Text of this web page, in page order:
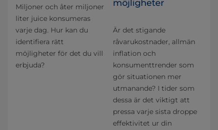
Miljoner och åter miljoner
liter juice konsumeras
varje dag. Hur kan du
identifiera rätt
möjligheter för det du vill
erbjuda?
möjligheter
Är det stigande
råvarukostnader, allmän
inflation och
konsumenttrender som
gör situationen mer
utmanande? I tider som
dessa är det viktigt att
pressa varje sista droppe
effektivitet ur din